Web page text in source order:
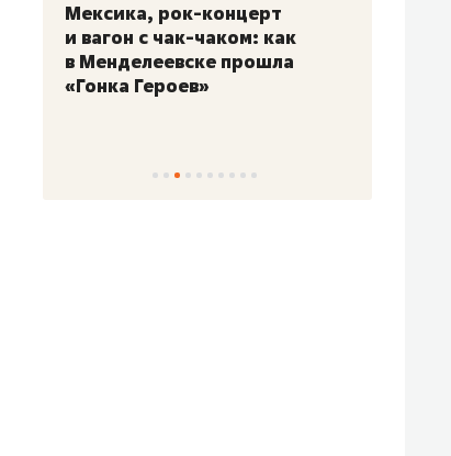
Мексика, рок-концерт
и вагон с чак-чаком: как
в Менделеевске прошла
«Гонка Героев»